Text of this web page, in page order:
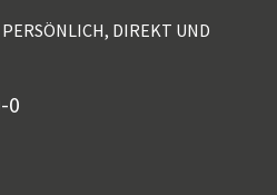
DIREKT UND
0